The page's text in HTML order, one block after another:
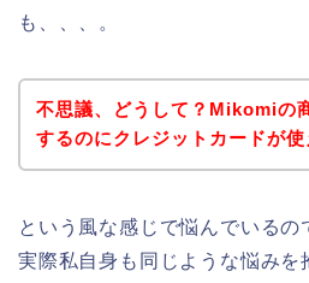
も、、、。
不思議、どうして？Mikomiの
するのにクレジットカードが使
という風な感じで悩んでいるの
実際私自身も同じような悩みを